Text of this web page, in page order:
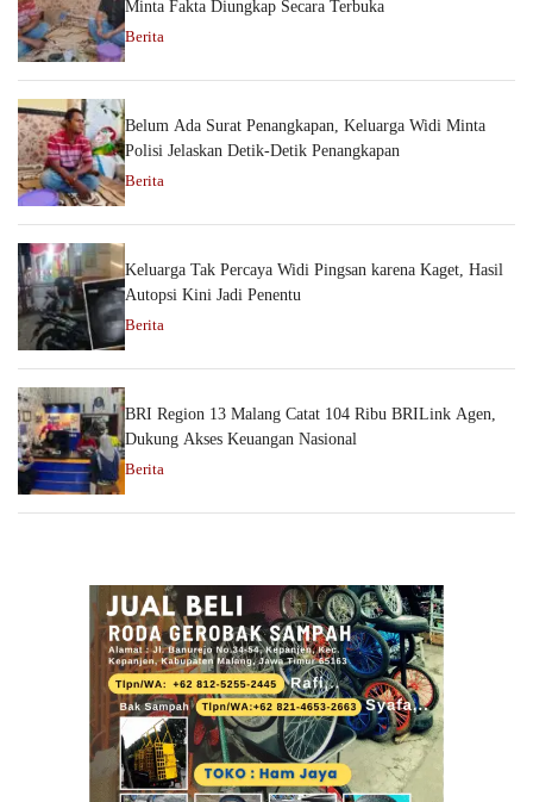
Minta Fakta Diungkap Secara Terbuka
Berita
Belum Ada Surat Penangkapan, Keluarga Widi Minta
Polisi Jelaskan Detik-Detik Penangkapan
Berita
Keluarga Tak Percaya Widi Pingsan karena Kaget, Hasil
Autopsi Kini Jadi Penentu
Berita
BRI Region 13 Malang Catat 104 Ribu BRILink Agen,
Dukung Akses Keuangan Nasional
Berita